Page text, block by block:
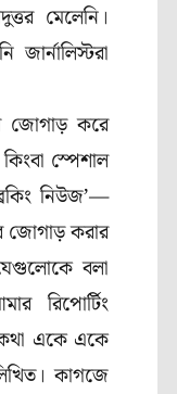
মেলেনি।
জার্নালিস্টরা
জোগাড় করে
কিংবা স্পেশাল
নিউজ’—
জোগাড় করার
বলা
রিপোর্টিং
একে একে
কাগজে